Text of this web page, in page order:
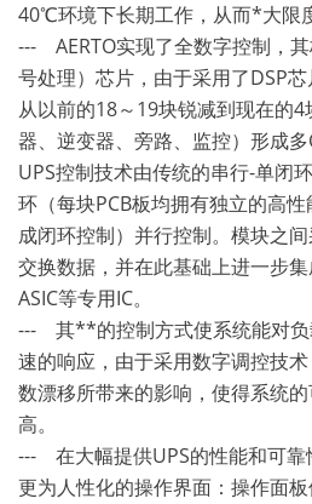
40℃环境下长期工作，从而*大限
--- AERTO实现了全数字控制，
号处理）芯片，由于采用了DSP
从以前的18～19块锐减到现在的4
器、逆变器、旁路、监控）形成
UPS控制技术由传统的串行-单闭
环（每块PCB板均拥有独立的高
成闭环控制）并行控制。模块之
交换数据，并在此基础上进一步
ASIC等专用IC。
--- 其**的控制方式使系统能对负
速的响应，由于采用数字调控技
数漂移所带来的影响，使得系统
高。
--- 在大幅提供UPS的性能和可靠
更为人性化的操作界面：操作面